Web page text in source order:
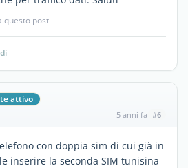
questo post
attivo
5 anni fa #6
con doppia sim di cui già in
inserire la seconda SIM tunisina